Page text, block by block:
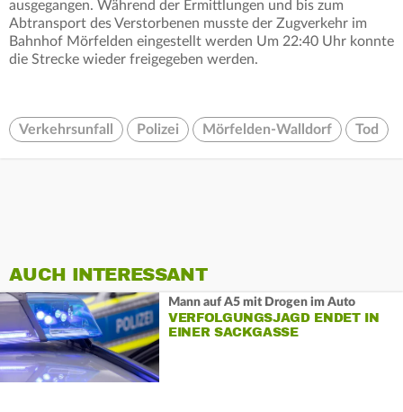
ausgegangen. Während der Ermittlungen und bis zum
Abtransport des Verstorbenen musste der Zugverkehr im
Bahnhof Mörfelden eingestellt werden Um 22:40 Uhr konnte
die Strecke wieder freigegeben werden.
Verkehrsunfall Polizei Mörfelden-Walldorf Tod
AUCH INTERESSANT
Mann auf A5 mit Drogen im Auto
VERFOLGUNGSJAGD ENDET IN
EINER SACKGASSE